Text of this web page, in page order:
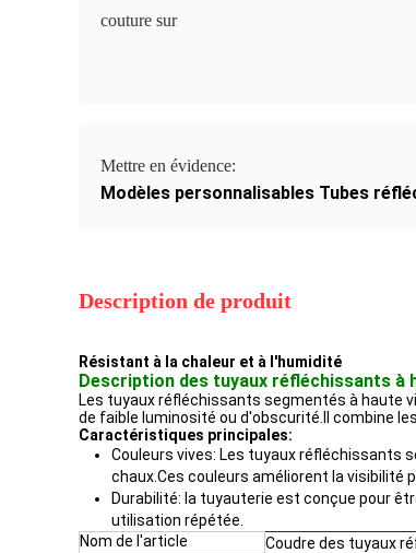
couture sur
Mettre en évidence:
Modèles personnalisables Tubes
Description de produit
Résistant à la chaleur et à l'humidité
Description des tuyaux réfléchissants à
Les tuyaux réfléchissants segmentés à haute
de faible luminosité ou d'obscurité.Il combine
Caractéristiques principales:
Couleurs vives: Les tuyaux réfléchissants
chaux.Ces couleurs améliorent la visibilité
Durabilité: la tuyauterie est conçue pour
utilisation répétée.
Nom de l'article
Coudre des tuyaux